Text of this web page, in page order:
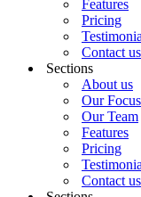
Features
Pricing
Contact us
Sections
About us
Our Focus
Our Team
Features
Pricing
Contact us